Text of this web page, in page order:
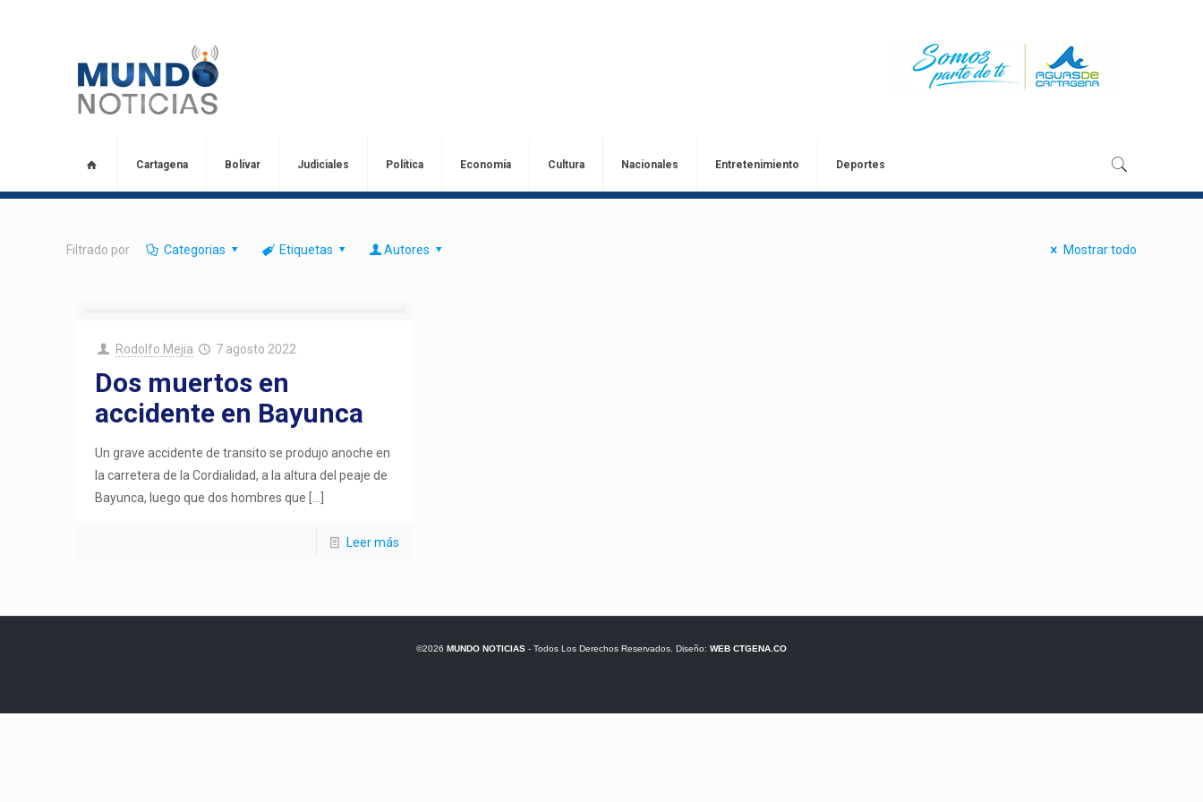
Cartagena Bolívar Judiciales Política Economía Cultura Nacionales Entretenimiento Deportes
Filtrado por Categorias Etiquetas Autores Mostrar todo
Rodolfo Mejia 7 agosto 2022
Dos muertos en
accidente en Bayunca
Un grave accidente de transito se produjo anoche en
la carretera de la Cordialidad, a la altura del peaje de
Bayunca, luego que dos hombres que
Leer más
©2026 MUNDO NOTICIAS- Todos Los Derechos Reservados. Diseño: WEB CTGENA.CO